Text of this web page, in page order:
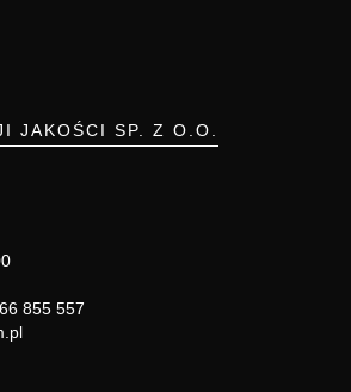
JAKOŚCI SP. Z O.O.
855 557